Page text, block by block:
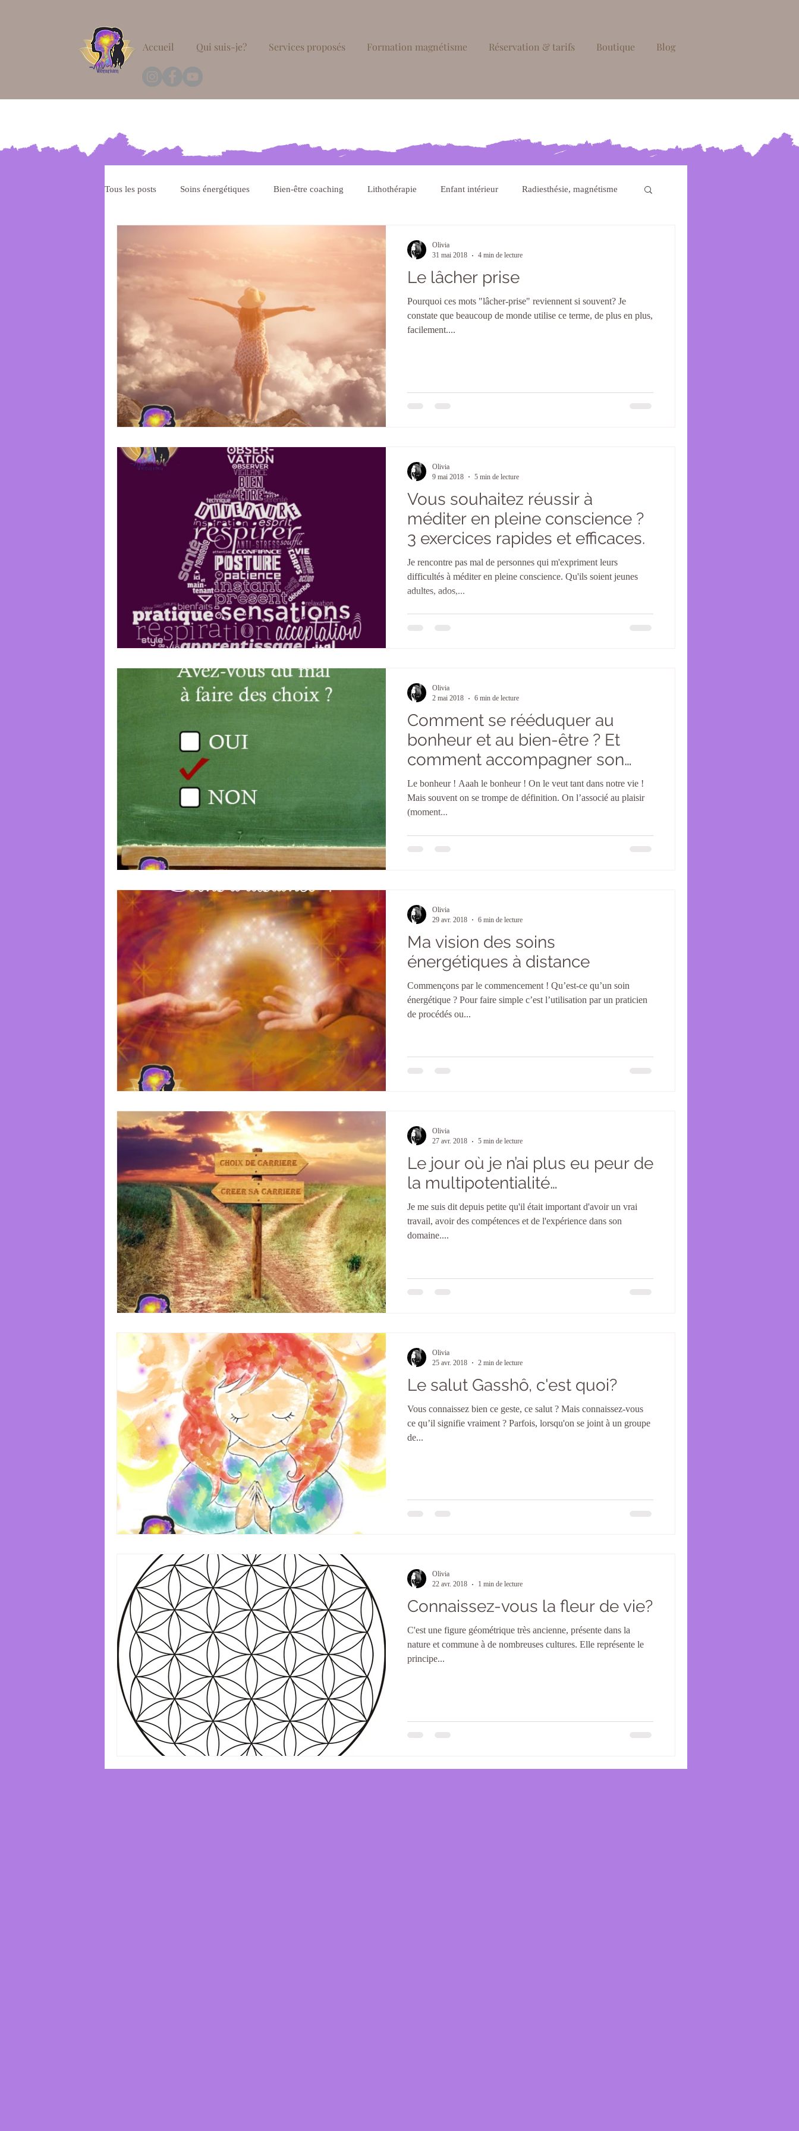
Accueil Qui suis-je? Services proposés Formation magnétisme Réservation & tarifs Boutique Blog
Tous les posts Soins énergétiques Bien-être coaching Lithothérapie Enfant intérieur Radiesthésie, magnétisme
Le lâcher prise
Pourquoi ces mots "lâcher-prise" reviennent si souvent? Je
constate que beaucoup de monde utilise ce terme, de plus en plus,
facilement....
Olivia
31 mai 2018
4 min de lecture
Vous souhaitez réussir à
méditer en pleine conscience ?
3 exercices rapides et efficaces.
Je rencontre pas mal de personnes qui m'expriment leurs
difficultés à méditer en pleine conscience. Qu'ils soient jeunes
adultes, ados,...
Olivia
9 mai 2018
5 min de lecture
Comment se rééduquer au
bonheur et au bien-être ? Et
comment accompagner son
enfant sur ce chemin ?
Le bonheur ! Aaah le bonheur ! On le veut tant dans notre vie !
Mais souvent on se trompe de définition. On l’associé au plaisir
(moment...
Olivia
2 mai 2018
6 min de lecture
Ma vision des soins
énergétiques à distance
Commençons par le commencement ! Qu’est-ce qu’un soin
énergétique ? Pour faire simple c’est l’utilisation par un praticien
de procédés ou...
Olivia
29 avr. 2018
6 min de lecture
Le jour où je n’ai plus eu peur de
la multipotentialité…
Je me suis dit depuis petite qu'il était important d'avoir un vrai
travail, avoir des compétences et de l'expérience dans son
domaine....
Olivia
27 avr. 2018
5 min de lecture
Le salut Gasshô, c'est quoi?
Vous connaissez bien ce geste, ce salut ? Mais connaissez-vous
ce qu’il signifie vraiment ? Parfois, lorsqu'on se joint à un groupe
de...
Olivia
25 avr. 2018
2 min de lecture
Connaissez-vous la fleur de vie?
C'est une figure géométrique très ancienne, présente dans la
nature et commune à de nombreuses cultures. Elle représente le
principe...
Olivia
22 avr. 2018
1 min de lecture